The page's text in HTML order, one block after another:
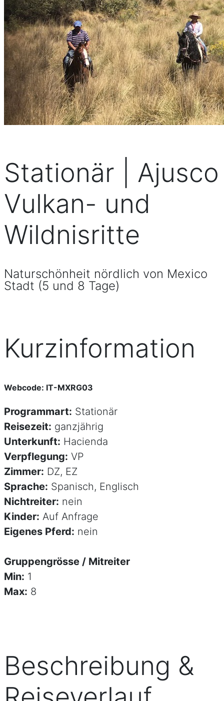
Stationär | Ajusco
Vulkan- und
Wildnisritte
Naturschönheit nördlich von Mexico
Stadt (5 und 8 Tage)
Kurzinformation
Webcode: IT-MXRG03
Programmart: Stationär
Reisezeit: ganzjährig
Unterkunft: Hacienda
Verpflegung: VP
Zimmer: DZ, EZ
Sprache: Spanisch, Englisch
Nichtreiter: nein
Kinder: Auf Anfrage
Eigenes Pferd: nein
Gruppengrösse / Mitreiter
Min: 1
Max: 8
Beschreibung &